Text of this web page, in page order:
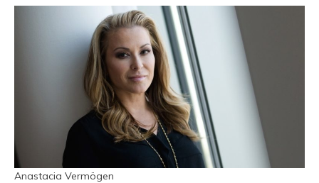
Anastacia Vermögen